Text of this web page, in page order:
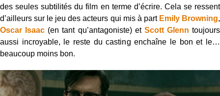
des seules subtilités du film en terme d’écrire. Cela se ressent
d’ailleurs sur le jeu des acteurs qui mis à part Emily Browning,
Oscar Isaac (en tant qu’antagoniste) et Scott Glenn toujours
aussi incroyable, le reste du casting enchaîne le bon et le…
beaucoup moins bon.